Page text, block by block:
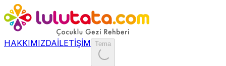
HAKKIMIZDAİLETİŞİM Tema